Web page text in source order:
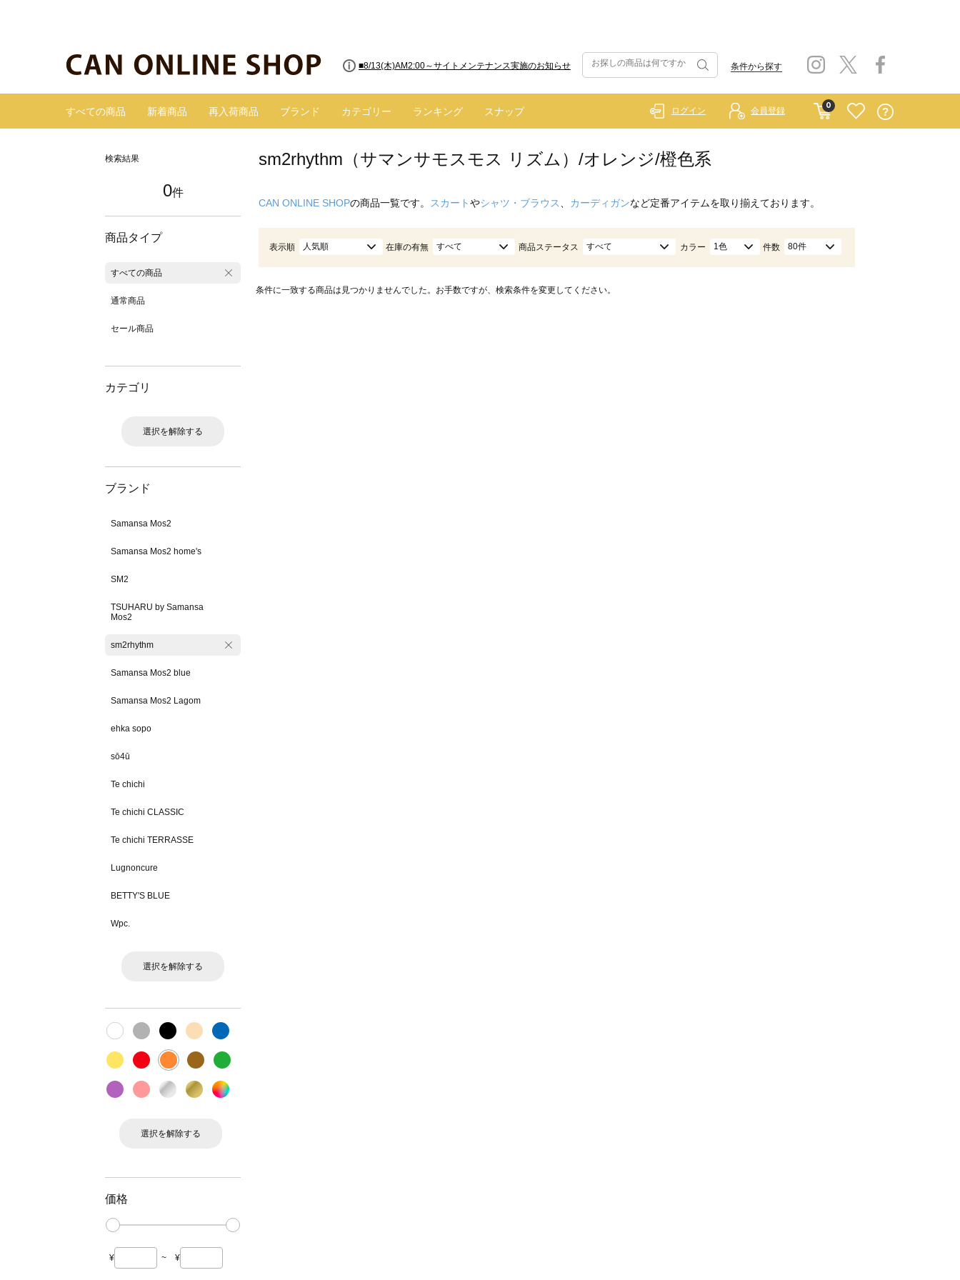
■8/13(木)AM2:00～サイトメンテナンス実施のお知らせ 条件から探す
すべての商品 新着商品 再入荷商品 ブランド カテゴリー ランキング スナップ
0
ログイン 会員登録
検索結果
0件
商品タイプ
すべての商品
通常商品
セール商品
カテゴリ
選択を解除する
ブランド
Samansa Mos2
Samansa Mos2 home's
SM2
TSUHARU by Samansa
Mos2
sm2rhythm
Samansa Mos2 blue
Samansa Mos2 Lagom
ehka sopo
sō4ū
Te chichi
Te chichi CLASSIC
Te chichi TERRASSE
Lugnoncure
BETTY'S BLUE
Wpc.
選択を解除する
選択を解除する
価格
¥ ~ ¥
sm2rhythm（サマンサモスモス リズム）/オレンジ/橙色系
CAN ONLINE SHOPの商品一覧です。 スカートやシャツ・ブラウス カーディガンなど定番アイテムを取り揃えております。
表示順 人気順 在庫の有無 すべて 商品ステータス すべて カラー 1色 件数 80件
条件に一致する商品は見つかりませんでした。お手数ですが、検索条件を変更してください。